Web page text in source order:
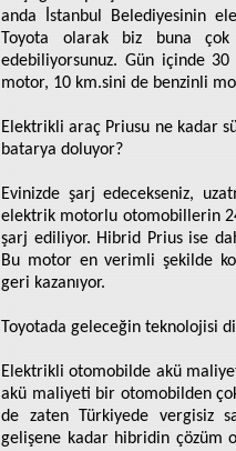
anda İstanbul Belediyesinin
Toyota olarak biz buna
edebiliyorsunuz. Gün içinde
motor, 10 km.sini de benzinli
Elektrikli araç Priusu ne kadar
batarya doluyor?
Evinizde şarj edecekseniz,
elektrik motorlu otomobillerin
şarj ediliyor. Hibrid Prius ise
Bu motor en verimli şekilde
geri kazanıyor.
Toyotada geleceğin teknolojisi
Elektrikli otomobilde akü
akü maliyeti bir otomobilden
de zaten Türkiyede vergisiz
gelişene kadar hibridin çözüm